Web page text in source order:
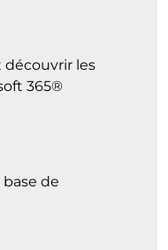
les
365®
de